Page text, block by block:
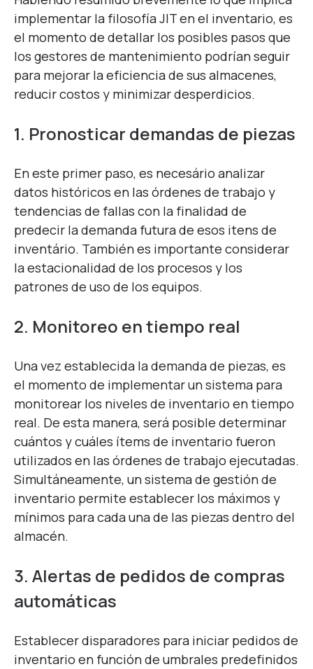
implementar la filosofía JIT en el inventario, es
el momento de detallar los posibles pasos que
los gestores de mantenimiento podrían seguir
para mejorar la eficiencia de sus almacenes,
reducir costos y minimizar desperdicios.
1. Pronosticar demandas de piezas
En este primer paso, es necesário analizar
datos históricos en las órdenes de trabajo y
tendencias de fallas con la finalidad de
predecir la demanda futura de esos itens de
inventário. También es importante considerar
la estacionalidad de los procesos y los
patrones de uso de los equipos.
2. Monitoreo en tiempo real
Una vez establecida la demanda de piezas, es
el momento de implementar un sistema para
monitorear los niveles de inventario en tiempo
real. De esta manera, será posible determinar
cuántos y cuáles ítems de inventario fueron
utilizados en las órdenes de trabajo ejecutadas.
Simultáneamente, un sistema de gestión de
inventario permite establecer los máximos y
mínimos para cada una de las piezas dentro del
almacén.
3. Alertas de pedidos de compras
automáticas
Establecer disparadores para iniciar pedidos de
inventario en función de umbrales predefinidos